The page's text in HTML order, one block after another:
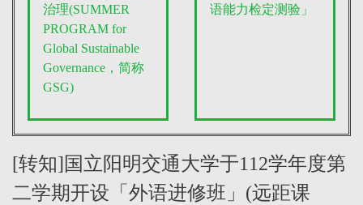
治理(SUMMER
PROGRAM for
Global Sustainable
Governance，简称
GSG)
语能力检定测验」
[转知]国立阳明交通大学于112学年度第
二学期开设「外语进修班」(远距课